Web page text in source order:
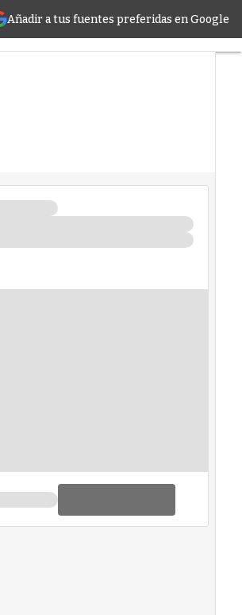
Añadir a tus fuentes preferidas en Google